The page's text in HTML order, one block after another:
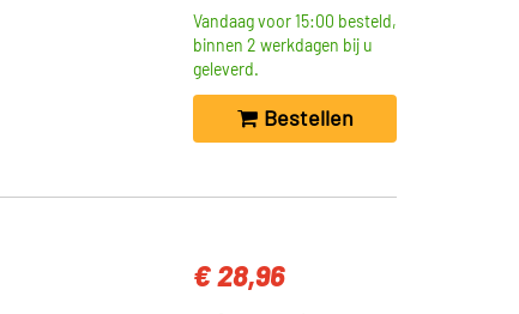
Vandaag voor 15:00 besteld,
binnen 2 werkdagen bij u
geleverd.
Bestellen
€ 28,96